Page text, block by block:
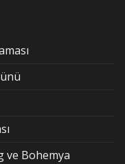
ve Bohemya